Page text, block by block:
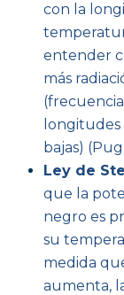
con la
entender
más
longitudes
bajas)
Ley de
que la
negro es
su
medida
aumenta,